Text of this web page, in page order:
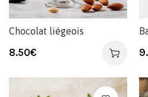
Chocolat liégeois
8.50€